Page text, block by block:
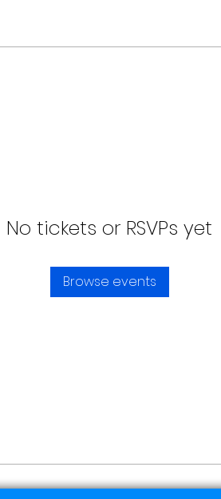
No tickets or RSVPs yet
Browse events